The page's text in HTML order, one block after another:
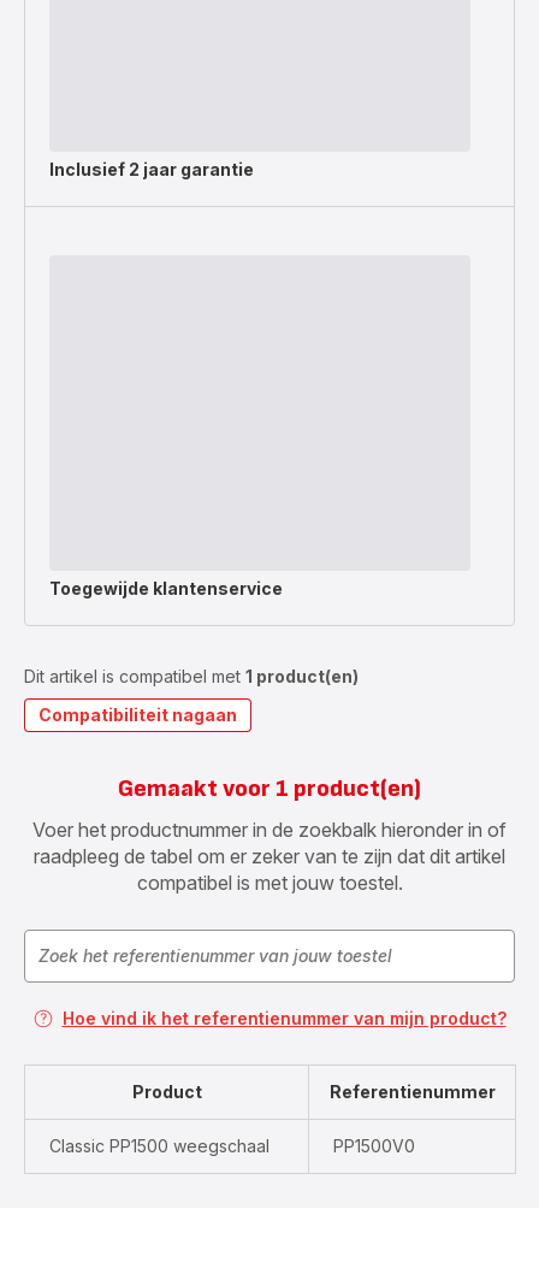
Inclusief 2 jaar garantie
Toegewijde klantenservice
Dit artikel is compatibel met 1 product(en)
Compatibiliteit nagaan
Gemaakt voor 1 product(en)
Voer het productnummer in de zoekbalk hieronder in of
raadpleeg de tabel om er zeker van te zijn dat dit artikel
compatibel is met jouw toestel.
Hoe vind ik het referentienummer van mijn product?
Product Referentienummer
Classic PP1500 weegschaal PP1500V0